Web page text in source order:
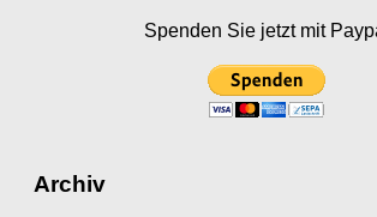
Spenden Sie jetzt mit
Archiv